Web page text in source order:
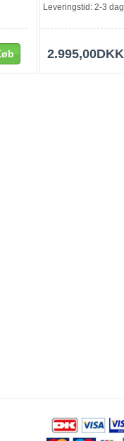
Leveringstid: 2-3
2.995,00DKK